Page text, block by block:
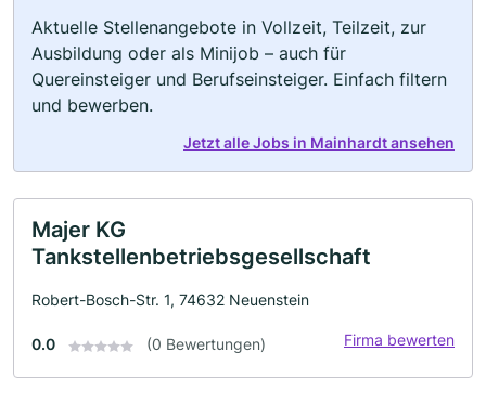
Aktuelle Stellenangebote in Vollzeit, Teilzeit, zur
Ausbildung oder als Minijob – auch für
Quereinsteiger und Berufseinsteiger. Einfach filtern
und bewerben.
Jetzt alle Jobs in Mainhardt ansehen
Majer KG
Tankstellenbetriebsgesellschaft
Robert-Bosch-Str. 1, 74632 Neuenstein
0.0 (0 Bewertungen) Firma bewerten